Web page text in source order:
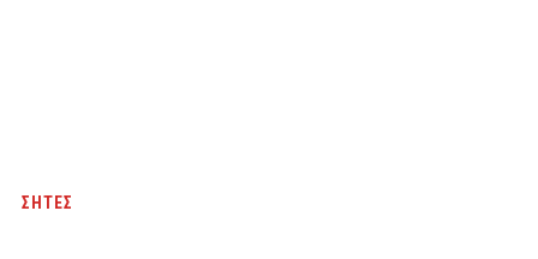
ΣΗΤΕΣ